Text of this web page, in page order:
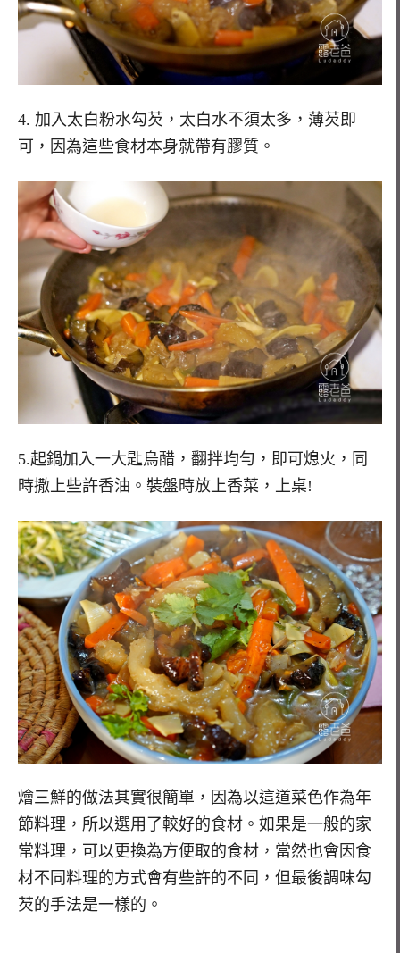
4. 加入太白粉水勾芡，太白水不須太多，薄芡即
可，因為這些食材本身就帶有膠質。
5.起鍋加入一大匙烏醋，翻拌均勻，即可熄火，同
時撒上些許香油。裝盤時放上香菜，上桌!
燴三鮮的做法其實很簡單，因為以這道菜色作為年
節料理，所以選用了較好的食材。如果是一般的家
常料理，可以更換為方便取的食材，當然也會因食
材不同料理的方式會有些許的不同，但最後調味勾
芡的手法是一樣的。